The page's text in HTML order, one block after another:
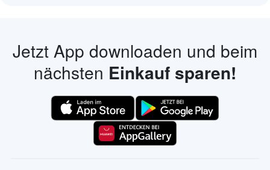
Jetzt App downloaden und beim
nächsten Einkauf sparen!